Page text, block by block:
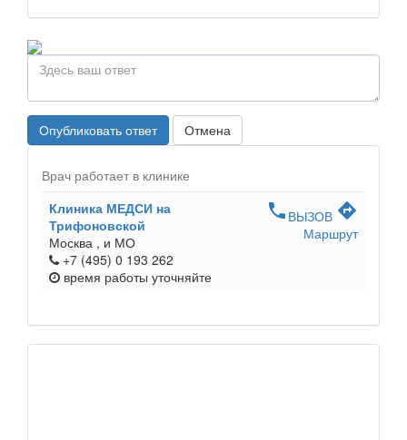
Опубликовать ответ Отмена
Врач работает в клинике
Клиника МЕДСИ на
Трифоновской
Москва , и МО
+7 (495) 0 193 262
время работы уточняйте
phone ВЫЗОВ directions
Маршрут